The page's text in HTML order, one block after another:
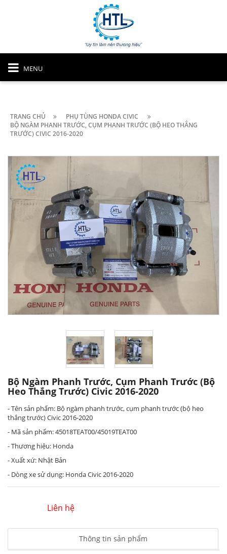
MENU
TRANG CHỦ
PHỤ TÙNG HONDA CIVIC
BỘ NGÀM PHANH TRƯỚC, CỤM PHANH TRƯỚC (BỘ HEO THẮNG
TRƯỚC) CIVIC 2016-2020
Bộ Ngàm Phanh Trước, Cụm Phanh Trước (bộ
Heo Thắng Trước) Civic 2016-2020
- Tên sản phẩm: Bộ ngàm phanh trước, cụm phanh trước (bộ heo
thắng trước) Civic 2016-2020
- Mã sản phẩm: 45018TEAT00/45019TEAT00
- Thương hiệu: Honda
- Xuất xứ: Nhật Bản
- Dòng xe sử dụng: Honda Civic 2016-2020
Liên hệ
Thông tin sản phẩm